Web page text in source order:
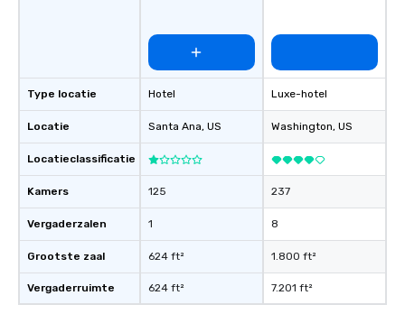
Type locatie
Locatie
Locatieclassificatie
Kamers
Vergaderzalen
Grootste zaal
Vergaderruimte
Hotel
Santa Ana, US
125
1
624 ft²
624 ft²
Luxe-hotel
Washington, US
237
8
1.800 ft²
7.201 ft²